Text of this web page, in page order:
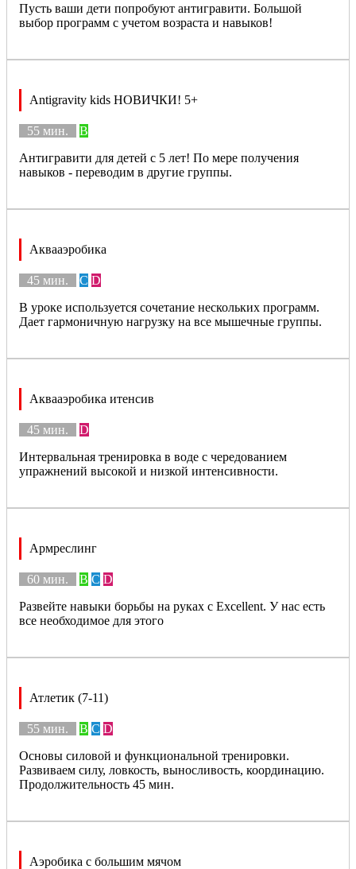
Пусть ваши дети попробуют антигравити. Большой
выбор программ с учетом возраста и навыков!
Antigravity kids НОВИЧКИ! 5+
55 мин.
B
Антигравити для детей с 5 лет! По мере получения
навыков - переводим в другие группы.
Аквааэробика
45 мин. C D
В уроке используется сочетание нескольких программ.
Дает гармоничную нагрузку на все мышечные группы.
Аквааэробика итенсив
45 мин.
D
Интервальная тренировка в воде с чередованием
упражнений высокой и низкой интенсивности.
Армреслинг
60 мин. B C D
Развейте навыки борьбы на руках с Excellent. У нас есть
все необходимое для этого
Атлетик (7-11)
55 мин. B C D
Основы силовой и функциональной тренировки.
Развиваем силу, ловкость, выносливость, координацию.
Продолжительность 45 мин.
Аэробика с большим мячом